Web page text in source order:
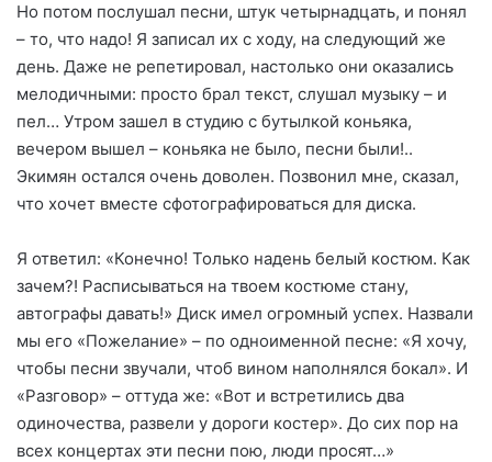
Но потом послушал песни, штук четырнадцать, и понял
– то, что надо! Я записал их с ходу, на следующий же
день. Даже не репетировал, настолько они оказались
мелодичными: просто брал текст, слушал музыку – и
пел… Утром зашел в студию с бутылкой коньяка,
вечером вышел – коньяка не было, песни были!..
Экимян остался очень доволен. Позвонил мне, сказал,
что хочет вместе сфотографироваться для диска.
Я ответил: «Конечно! Только надень белый костюм. Как
зачем?! Расписываться на твоем костюме стану,
автографы давать!» Диск имел огромный успех. Назвали
мы его «Пожелание» – по одноименной песне: «Я хочу,
чтобы песни звучали, чтоб вином наполнялся бокал». И
«Разговор» – оттуда же: «Вот и встретились два
одиночества, развели у дороги костер». До сих пор на
всех концертах эти песни пою, люди просят…»